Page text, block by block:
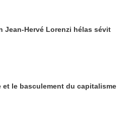
Jean-Hervé Lorenzi hélas sévit
le basculement du capitalisme